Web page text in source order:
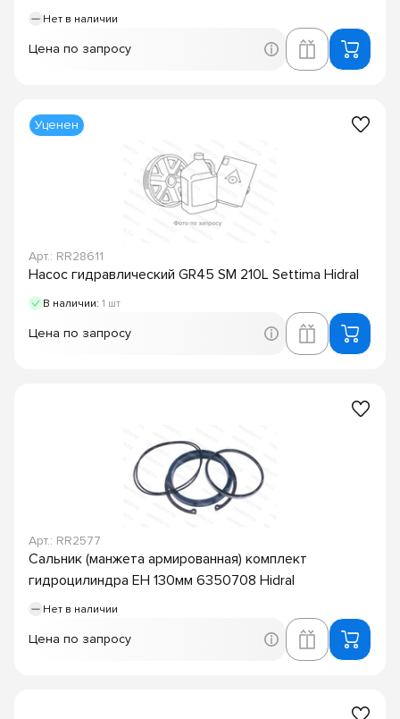
Нет в наличии
Цена по запросу
Уценен
Арт.: RR28611
Насос гидравлический GR45 SM 210L Settima Hidral
В наличии: 1 шт
Цена по запросу
Арт.: RR2577
Сальник (манжета армированная) комплект
гидроцилиндра EH 130мм 6350708 Hidral
Нет в наличии
Цена по запросу